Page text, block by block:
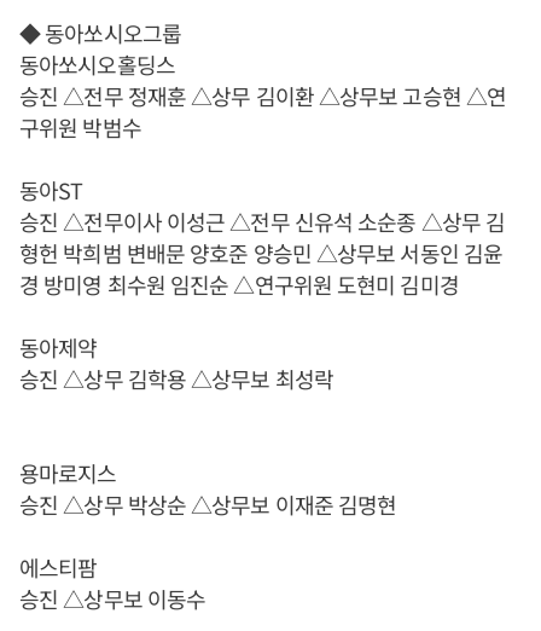
◆ 동아쏘시오그룹
동아쏘시오홀딩스
승진 △전무 정재훈 △상무 김이환 △상무보 고승현 △연
구위원 박범수
동아ST
승진 △전무이사 이성근 △전무 신유석 소순종 △상무 김
형헌 박희범 변배문 양호준 양승민 △상무보 서동인 김윤
경 방미영 최수원 임진순 △연구위원 도현미 김미경
동아제약
승진 △상무 김학용 △상무보 최성락
용마로지스
승진 △상무 박상순 △상무보 이재준 김명현
에스티팜
승진 △상무보 이동수